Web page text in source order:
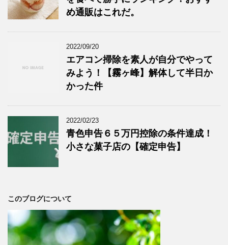
め通販はこれだ。
2022/09/20
エアコン掃除を素人が自分でやって
みよう！【霧ヶ峰】解体して半日か
かった件
2022/02/23
青色申告６５万円控除の条件達成！
小さな菓子店の【確定申告】
このブログについて